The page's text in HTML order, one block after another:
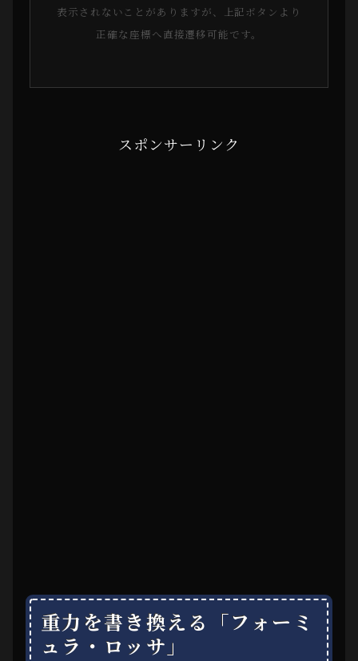
表示されないことがありますが、上記ボタンより
正確な座標へ直接遷移可能です。
スポンサーリンク
重力を書き換える「フォーミ
ュラ・ロッサ」